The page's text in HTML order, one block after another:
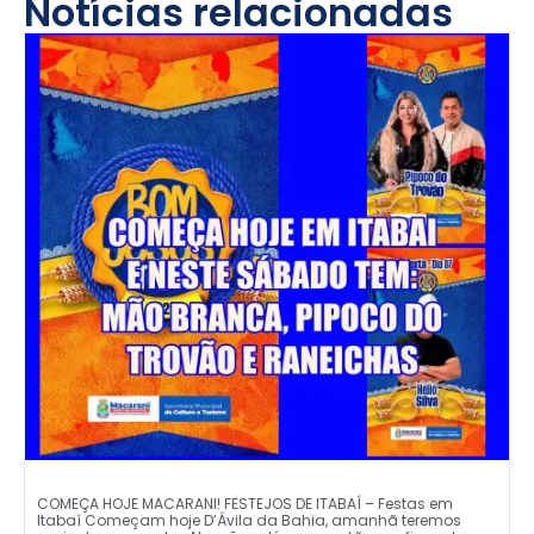
Notícias relacionadas
COMEÇA HOJE MACARANI! FESTEJOS DE ITABAÍ – Festas em
Itabaí Começam hoje D’Ávila da Bahia, amanhã teremos